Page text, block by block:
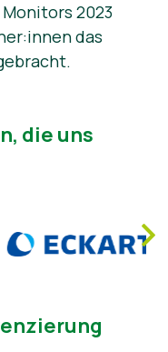
2023
das
die uns